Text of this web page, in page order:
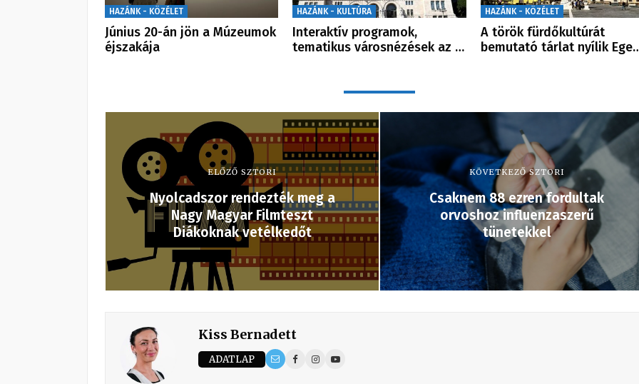
HAZÁNK - KÖZÉLET
Június 20-án jön a Múzeumok
éjszakája
HAZÁNK - KULTÚRA
Interaktív programok,
tematikus városnézések az …
HAZÁNK - KÖZÉLET
A török fürdőkultúrát
bemutató tárlat nyílik
ELŐZŐ SZTORI
Nyolcadszor rendezték meg a
Nagy Magyar Filmteszt
Diákoknak vetélkedőt
KÖVETKEZŐ SZTORI
Csaknem 88 ezren fordultak
orvoshoz influenzaszerű
tünetekkel
Kiss Bernadett
ADATLAP